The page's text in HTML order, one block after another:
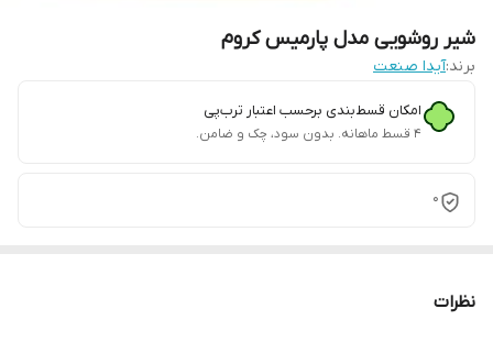
شیر روشویی مدل پارمیس کروم
برند:آیدا صنعت
امکان قسط‌بندی برحسب اعتبار ترب‌پی
۴ قسط ماهانه. بدون سود، چک و ضامن.
0
نظرات